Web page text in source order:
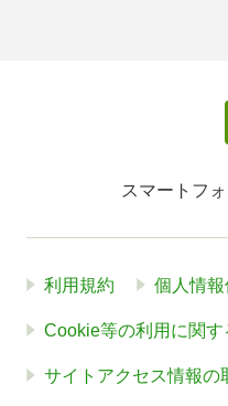
スマートフ
利用規約 個人情
Cookie等の利用に関
サイトアクセス情報の